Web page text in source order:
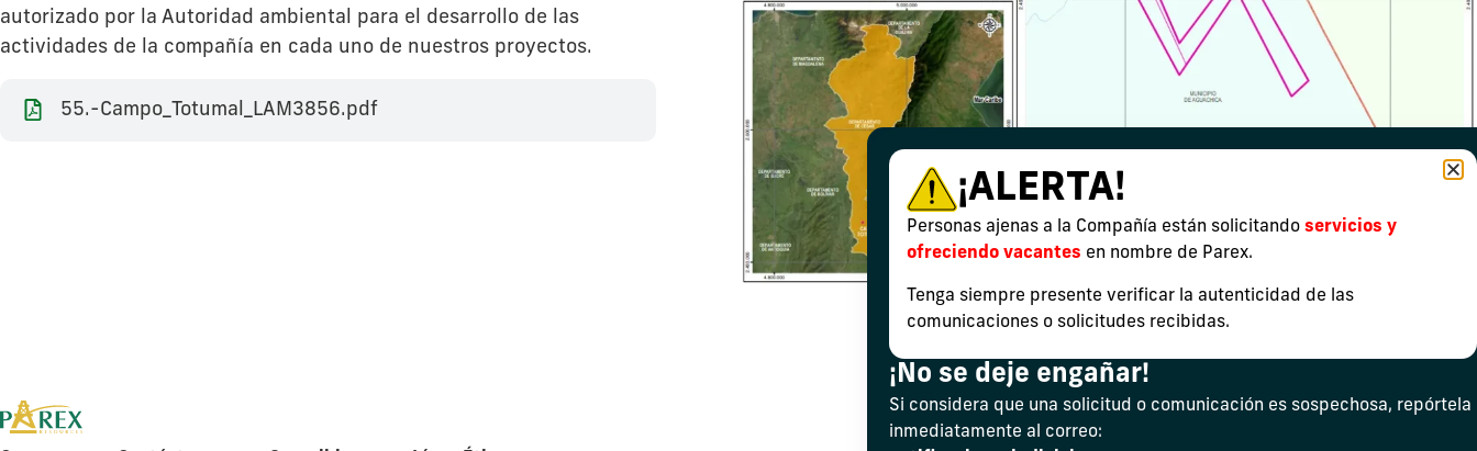
autorizado por la Autoridad ambiental para el desarrollo de las
actividades de la compañía en cada uno de nuestros proyectos.
55.-Campo_Totumal_LAM3856.pdf
¡ALERTA!
Personas ajenas a la Compañía están solicitando servicios y
ofreciendo vacantes en nombre de Parex.
Tenga siempre presente verificar la autenticidad de las
comunicaciones o solicitudes recibidas.
¡No se deje engañar!
Si considera que una solicitud o comunicación es sospechosa, repórtela
inmediatamente al correo: